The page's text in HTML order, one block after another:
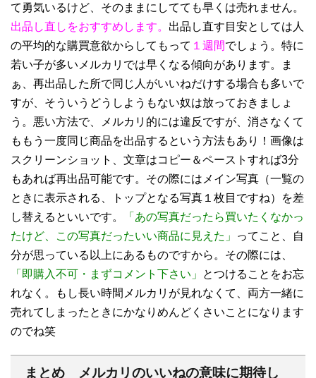
て勇気いるけど、そのままにしてても早くは売れません。
出品し直しをおすすめします。 出品し直す目安としては人
の平均的な購買意欲からしてもって １週間でしょう。特に
若い子が多いメルカリでは早くなる傾向があります。ま
ぁ、再出品した所で同じ人がいいねだけする場合も多いで
すが、そういうどうしようもない奴は放っておきましょ
う。悪い方法で、メルカリ的には違反ですが、消さなくて
ももう一度同じ商品を出品するという方法もあり！画像は
スクリーンショット、文章はコピー＆ペーストすれば3分
もあれば再出品可能です。その際にはメイン写真（一覧の
ときに表示される、トップとなる写真１枚目ですね）を差
し替えるといいです。
「あの写真だったら買いたくなかっ
たけど、この写真だったいい商品に見えた」
ってこと、自
分が思っている以上にあるものですから。その際には、
「即購入不可・まずコメント下さい」
とつけることをお忘
れなく。もし長い時間メルカリが見れなくて、両方一緒に
売れてしまったときにかなりめんどくさいことになります
のでね笑
まとめ メルカリのいいねの意味に期待し